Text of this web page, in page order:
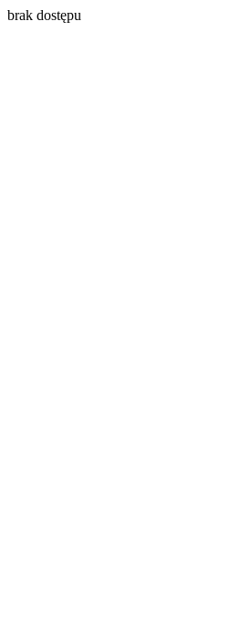
brak dostępu